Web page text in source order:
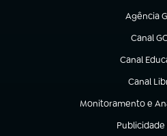
Agência
(abre em
Canal
(abre em
Canal
(abre em
Canal
(abre em
Monitoramento e
(abre em nova aba)
Publicidade
(abre em